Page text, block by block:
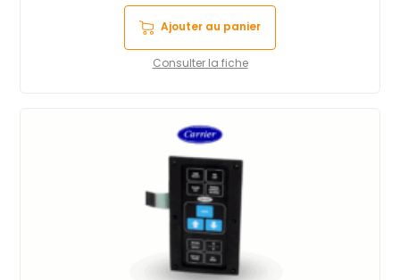
Ajouter au panier
Consulter la fiche